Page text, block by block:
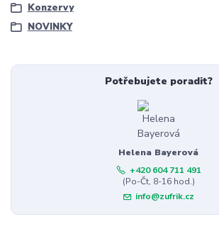
Konzervy
NOVINKY
Potřebujete poradit?
Helena Bayerová
+420 604 711 491
(Po-Čt, 8-16 hod.)
info@zufrik.cz